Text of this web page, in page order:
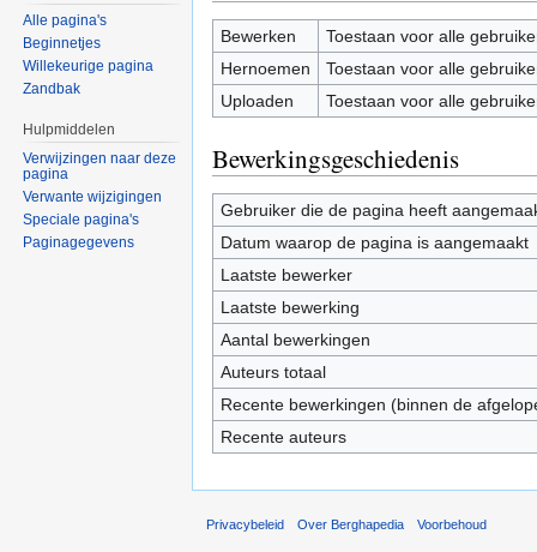
Bewerken
Toestaan voor alle
Hernoemen
Toestaan voor alle
Uploaden
Toestaan voor alle
Bewerkingsgeschiedenis
Gebruiker die de pagina heeft
Datum waarop de pagina is aangemaakt
Laatste bewerker
Laatste bewerking
Aantal bewerkingen
Auteurs totaal
Recente bewerkingen (binnen de
Recente auteurs
Alle pagina's
Beginnetjes
Willekeurige pagina
Zandbak
Hulpmiddelen
Verwijzingen naar deze
pagina
Verwante wijzigingen
Speciale pagina's
Paginagegevens
Privacybeleid Over Berghapedia Voorbehoud